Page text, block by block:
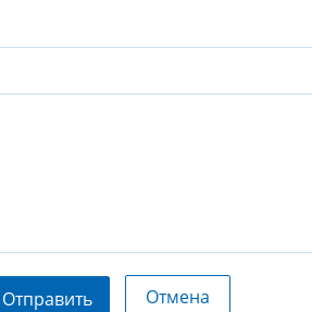
Отправить Отмена